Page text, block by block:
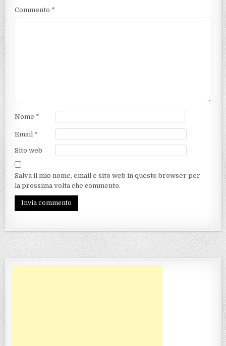
Commento *
Nome *
Email *
Sito web
Salva il mio nome, email e sito web in questo browser per
la prossima volta che commento.